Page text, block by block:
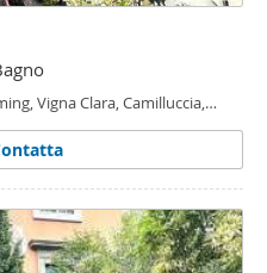
Vigna Clara, Camilluccia,